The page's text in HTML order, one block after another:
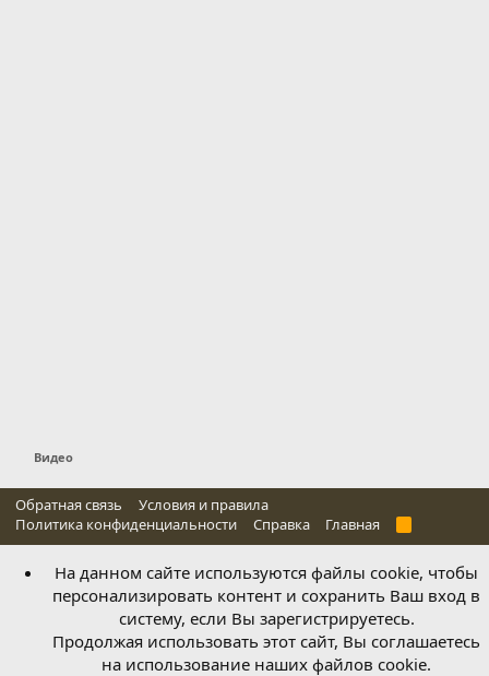
Видео
Обратная связь
Условия и правила
Политика конфиденциальности
Справка Главная
R
На данном сайте используются файлы cookie, чтобы
персонализировать контент и сохранить Ваш вход в
систему, если Вы зарегистрируетесь.
Продолжая использовать этот сайт, Вы соглашаетесь
на использование наших файлов cookie.